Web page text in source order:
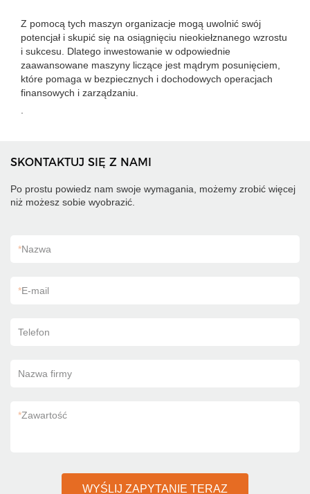
Z pomocą tych maszyn organizacje mogą uwolnić swój
potencjał i skupić się na osiągnięciu nieokiełznanego wzrostu
i sukcesu. Dlatego inwestowanie w odpowiednie
zaawansowane maszyny liczące jest mądrym posunięciem,
które pomaga w bezpiecznych i dochodowych operacjach
finansowych i zarządzaniu.
SKONTAKTUJ SIĘ Z NAMI
Po prostu powiedz nam swoje wymagania, możemy zrobić więcej
niż możesz sobie wyobrazić.
*Nazwa
*E-mail
Telefon
Nazwa firmy
*Zawartość
WYŚLIJ ZAPYTANIE TERAZ